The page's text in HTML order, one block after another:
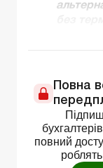
Повна
повний